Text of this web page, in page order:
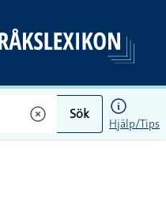
Sök
Hjälp/Tips